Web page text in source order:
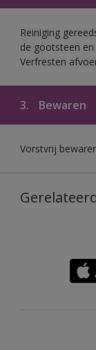
Reiniging
de gootsteen
Verfresten
3. Bewaren
Vorstvrij